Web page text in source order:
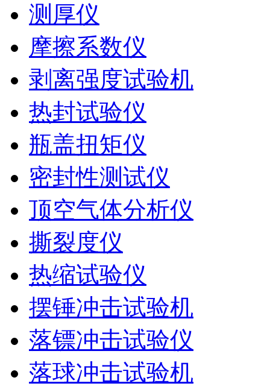
测厚仪
摩擦系数仪
剥离强度试验机
热封试验仪
瓶盖扭矩仪
密封性测试仪
顶空气体分析仪
撕裂度仪
热缩试验仪
摆锤冲击试验机
落镖冲击试验仪
落球冲击试验机